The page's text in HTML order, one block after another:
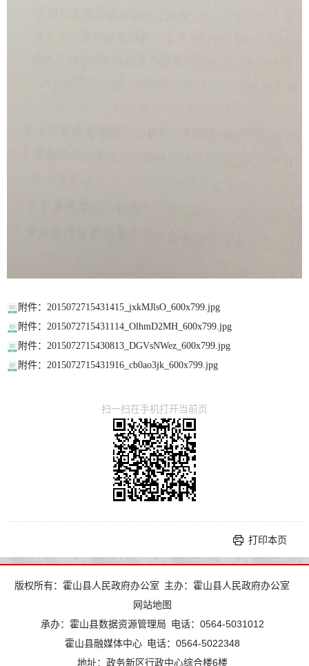
附件：2015072715431415_jxkMJlsO_600x799.jpg
附件：2015072715431114_OlhmD2MH_600x799.jpg
附件：2015072715430813_DGVsNWez_600x799.jpg
附件：2015072715431916_cb0ao3jk_600x799.jpg
扫一扫在手机打开当前页
打印本页
版权所有：霍山县人民政府办公室 主办：霍山县人民政府办公室
网站地图
承办：霍山县数据资源管理局 电话：0564-5031012
霍山县融媒体中心 电话：0564-5022348
地址：政务新区行政中心综合楼6楼